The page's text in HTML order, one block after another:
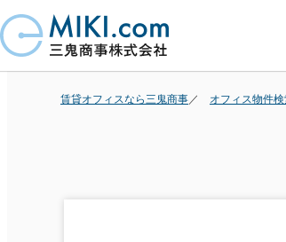
賃貸オフィスなら三鬼商事 オフィス物件